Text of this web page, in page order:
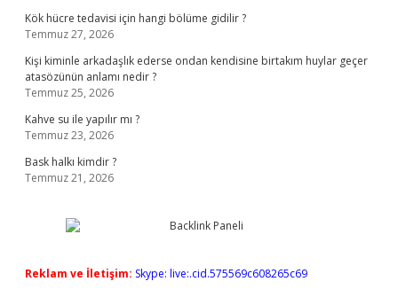
Kök hücre tedavisi için hangi bölüme gidilir ?
Temmuz 27, 2026
Kişi kiminle arkadaşlık ederse ondan kendisine birtakım huylar geçer
atasözünün anlamı nedir ?
Temmuz 25, 2026
Kahve su ile yapılır mı ?
Temmuz 23, 2026
Bask halkı kimdir ?
Temmuz 21, 2026
Reklam ve İletişim: Skype: live:.cid.575569c608265c69